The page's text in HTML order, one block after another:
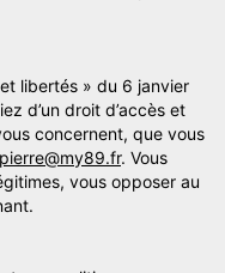
libertés » du 6 janvier
d’un droit d’accès et
concernent, que vous
pierre@my89.fr. Vous
vous opposer au